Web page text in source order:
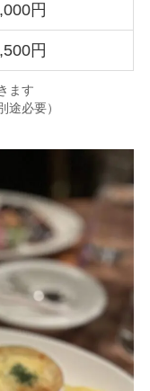
円
円
ます
途必要）